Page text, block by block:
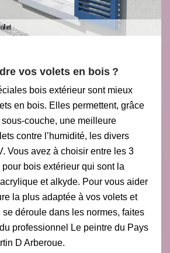
vos volets en bois ?
bois extérieur sont mieux
en bois. Elles permettent, grâce
couche, une meilleure
contre l’humidité, les divers
Vous avez à choisir entre les 3
bois extérieur qui sont la
et alkyde. Pour vous aider
la plus adaptée à vos volets et
se déroule dans les normes, faites
professionnel Le peintre du Pays
D Arberoue.